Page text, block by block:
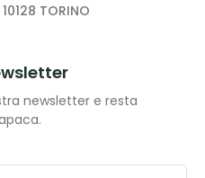
TORINO
newsletter e resta